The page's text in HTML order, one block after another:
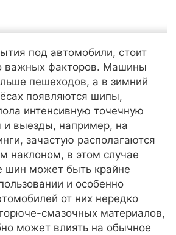
под автомобили, стоит
важных факторов. Машины
пешеходов, а в зимний
появляются шипы,
интенсивную точечную
и выезды, например, на
зачастую располагаются
наклоном, в этом случае
шин может быть крайне
и особенно
от них нередко
смазочных материалов,
может влиять на обычное